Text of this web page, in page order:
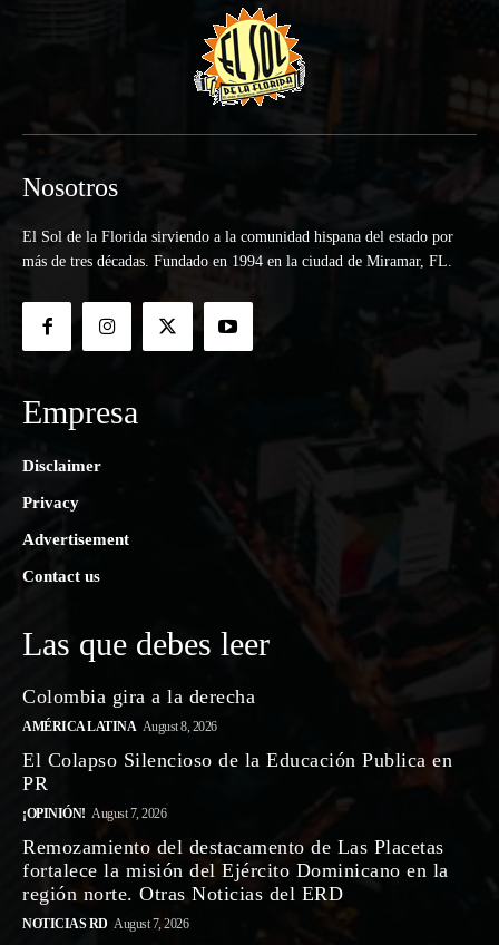
Nosotros
El Sol de la Florida sirviendo a la comunidad hispana del estado por
más de tres décadas. Fundado en 1994 en la ciudad de Miramar, FL.
Empresa
Disclaimer
Privacy
Advertisement
Contact us
Las que debes leer
Colombia gira a la derecha
AMÉRICA LATINA August 8, 2026
El Colapso Silencioso de la Educación Publica en
PR
¡OPINIÓN! August 7, 2026
Remozamiento del destacamento de Las Placetas
fortalece la misión del Ejército Dominicano en la
región norte. Otras Noticias del ERD
NOTICIAS RD August 7, 2026